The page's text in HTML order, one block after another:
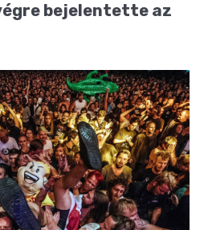
bejelentette az